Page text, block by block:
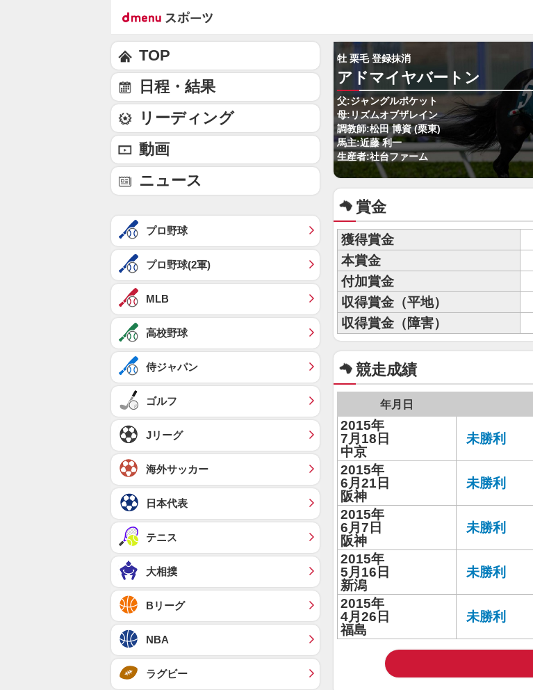
牡 栗毛 登録抹消
アドマイヤバートン
父:ジャングルポケット
母:リズムオブザレイン
調教師:松田 博資 (栗東)
馬主:近藤 利一
生産者:社台ファーム
賞金
獲得賞金
本賞金
付加賞金
収得賞金（平地）
収得賞金（障害）
競走成績
年月日
2015年
7月18日
中京
未勝利
2015年
6月21日
阪神
未勝利
2015年
6月7日
阪神
未勝利
2015年
5月16日
新潟
未勝利
2015年
4月26日
福島
未勝利
TOP
日程・結果
リーディング
動画
ニュース
プロ野球
プロ野球(2軍)
MLB
高校野球
侍ジャパン
ゴルフ
Jリーグ
海外サッカー
日本代表
テニス
大相撲
Bリーグ
NBA
ラグビー